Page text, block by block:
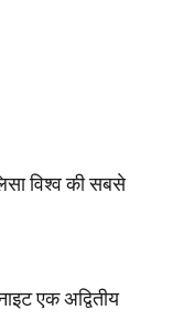
विश्व की सबसे
एक अद्वितीय